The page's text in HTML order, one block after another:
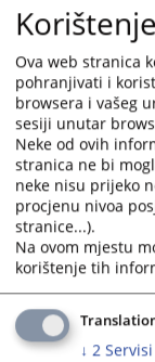
Prateći
Ova web stranica
pohranjivati i
browsera i vašeg
sesiji unutar
Neke od ovih
stranica ne bi
neke nisu prijeko
procjenu nivoa
stranice...).
Na ovom mjestu
korištenje tih
↓ 2